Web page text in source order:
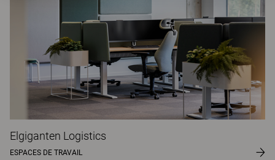
Elgiganten Logistics
ESPACES DE TRAVAIL